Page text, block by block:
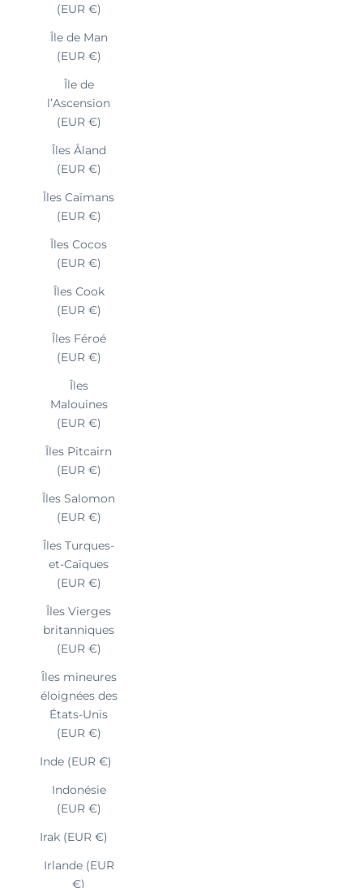
(EUR €)
Île de Man
(EUR €)
Île de
l’Ascension
(EUR €)
Îles Åland
(EUR €)
Îles Caïmans
(EUR €)
Îles Cocos
(EUR €)
Îles Cook
(EUR €)
Îles Féroé
(EUR €)
Îles
Malouines
(EUR €)
Îles Pitcairn
(EUR €)
Îles Salomon
(EUR €)
Îles Turques-
et-Caïques
(EUR €)
Îles Vierges
britanniques
(EUR €)
Îles mineures
éloignées des
États-Unis
(EUR €)
Inde (EUR €)
Indonésie
(EUR €)
Irak (EUR €)
Irlande (EUR
€)